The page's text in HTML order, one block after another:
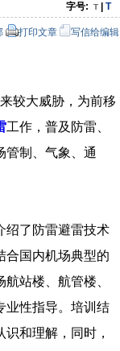
字号: T T
打印文章 写信给编辑
较大威胁，为前移
工作，普及防雷、
管制、气象、通
了防雷避雷技术
合国内机场典型的
站楼、航管楼、
业性指导。培训结
和理解，同时，